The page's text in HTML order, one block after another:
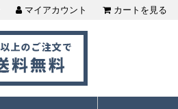
マイアカウント カートを見る